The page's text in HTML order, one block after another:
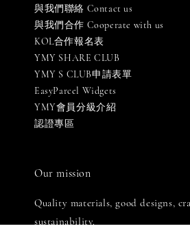
與我們聯絡 Contact us
與我們合作 Cooperate with us
KOL合作報名表
YMY SHARE CLUB
YMY S CLUB申請表單
EasyParcel Widgets
YMY會員分級介紹
認證專區
Our mission
Quality materials, good designs,
sustainability.